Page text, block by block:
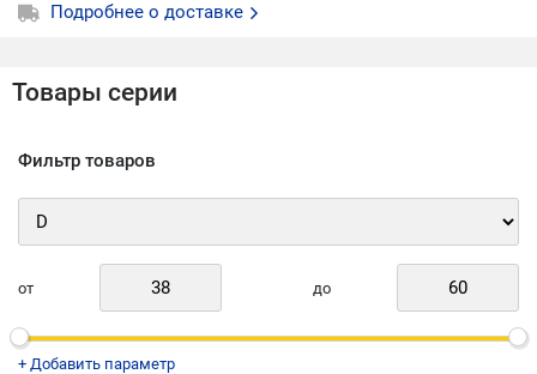
Подробнее о доставке
Товары серии
Фильтр товаров
от до
+ Добавить параметр